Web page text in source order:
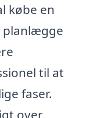
købe en
planlægge
til at
faser.
over,